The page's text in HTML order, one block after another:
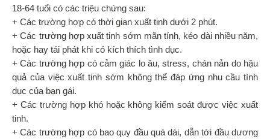
18-64 tuổi có các triệu chứng sau:
+ Các trường hợp có thời gian xuất tinh dưới 2 phút.
+ Các trường hợp xuất tinh sớm mãn tính, kéo dài nhiều năm,
hoặc hay tái phát khi có kích thích tình dục.
+ Các trường hợp có cảm giác lo âu, stress, chán nản do hậu
quả của việc xuất tinh sớm không thể đáp ứng nhu cầu tình
dục của bạn gái.
+ Các trường hợp khó hoặc không kiểm soát được việc xuất
tinh.
+ Các trường hợp có bao quy đầu quá dài, dẫn tới đầu dương